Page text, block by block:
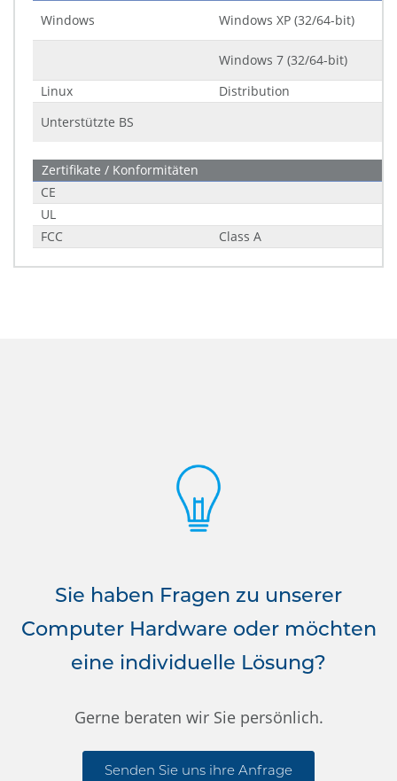
Windows
Windows XP (32/64-bit)
Windows 7 (32/64-bit)
Linux
Distribution
Unterstützte BS
Zertifikate / Konformitäten
CE
UL
FCC
Class A
Sie haben Fragen zu unserer
Computer Hardware oder möchten
eine individuelle Lösung?
Gerne beraten wir Sie persönlich.
Senden Sie uns ihre Anfrage